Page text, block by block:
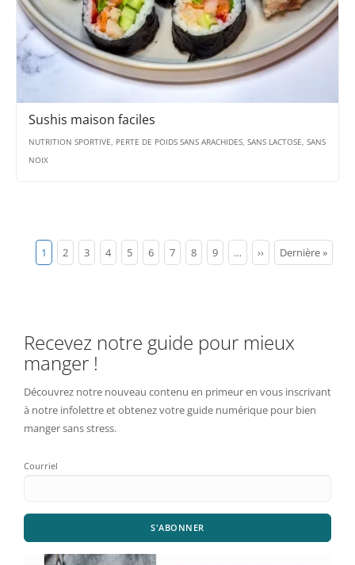
Sushis maison faciles
NUTRITION SPORTIVE, PERTE DE POIDS SANS ARACHIDES, SANS LACTOSE, SANS
NOIX
Pagination
Page
courante
1 Page
2 Page
3 Page
4 Page
5 Page
6 Page
7 Page
8 Page
9 …
Page
suivante
››
Dernière
page
Dernière »
Recevez notre guide pour mieux
manger !
Découvrez notre nouveau contenu en primeur en vous inscrivant
à notre infolettre et obtenez votre guide numérique pour bien
manger sans stress.
Courriel
S'ABONNER